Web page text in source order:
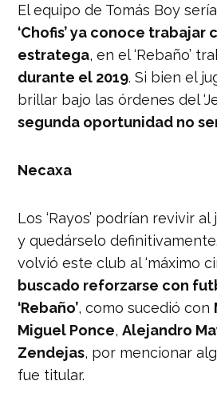
El equipo de Tomás Boy
‘Chofis’ ya conoce trabajar
estratega, en el ‘Rebaño’
durante el 2019. Si bien el
brillar bajo las órdenes del
segunda oportunidad no
Necaxa
Los ‘Rayos’ podrían revivir
y quedárselo
volvió este club al ‘máximo
buscado reforzarse con
‘Rebaño’, como sucedió con
Miguel Ponce,Alejandro
Zendejas, por mencionar
fue titular.